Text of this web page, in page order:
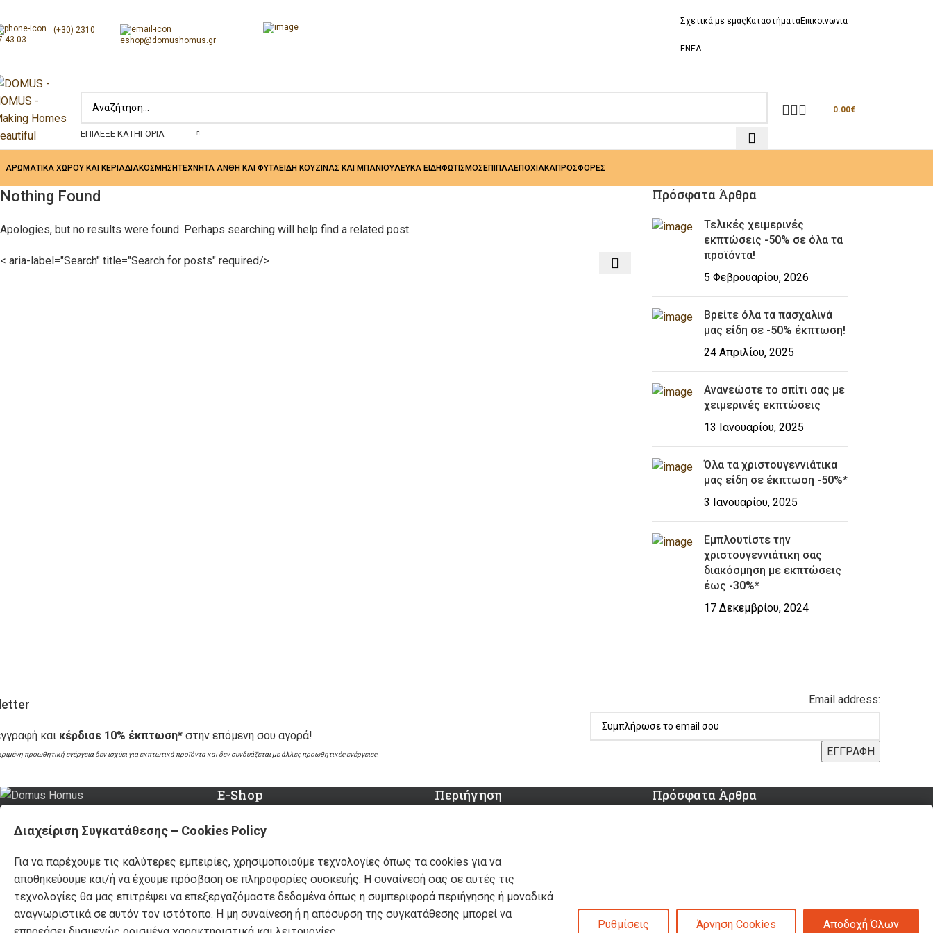
(+30) 2310
eshop@domushomus.gr
Σχετικά με εμας ΚαταστήματαΕπικοινωνία
EN ΕΛ
ΕΠΊΛΕΞΕ ΚΑΤΗΓΟΡΊΑ
0.00€
ΑΡΩΜΑΤΙΚΑ ΧΩΡΟΥ ΚΑΙ ΚΕΡΙΑΔΙΑΚΟΣΜΗΣΗΤΕΧΝΗΤΑ ΑΝΘΗ ΚΑΙ ΦΥΤΑΕΙΔΗ ΚΟΥΖΙΝΑΣ ΚΑΙ ΜΠΑΝΙΟΥΛΕΥΚΑ ΕΙΔΗΦΩΤΙΣΜΟΣ ΕΠΙΠΛΑΕΠΟΧΙΑΚΑΠΡΟΣΦΟΡΕΣ
Nothing Found
Apologies, but no results were found. Perhaps searching will help find a related post.
< aria-label="Search" title="Search for posts" required/>
Πρόσφατα Άρθρα
Τελικές χειμερινές
εκπτώσεις -50% σε όλα τα
προϊόντα!
5 Φεβρουαρίου, 2026
Βρείτε όλα τα πασχαλινά
μας είδη σε -50% έκπτωση!
24 Απριλίου, 2025
Ανανεώστε το σπίτι σας με
χειμερινές εκπτώσεις
13 Ιανουαρίου, 2025
Όλα τα χριστουγεννιάτικα
μας είδη σε έκπτωση -50%*
3 Ιανουαρίου, 2025
Εμπλουτίστε την
χριστουγεννιάτικη σας
διακόσμηση με εκπτώσεις
έως -30%*
17 Δεκεμβρίου, 2024
και κέρδισε 10% έκπτωση* στην επόμενη σου αγορά!
προωθητική ενέργεια δεν ισχύει για εκπτωτικά προϊόντα και δεν συνδυάζεται με άλλες προωθητικές ενέργειες.
Email address:
Καταστήματα: Θεσσαλονίκη / Αθήνα
/ Λάρισα
Τηλ.:(+30) 2310 47.43.03
Email:eshop@domushomus.gr
E-Shop
Καλάθι Αγορών
Τρόποι Πληρωμής
Τρόποι Αποστολής
Επιστροφές & Ακυρώσεις
Όροι & Προϋποθέσεις
Περιήγηση
Καταστήματα
Προϊόντα
Κατάλογος επίπλων MSA
Nέα – Προτάσεις
Πρόσφατα Άρθρα
μας είδη σε -50% έκπτωση!
Διαχείριση Συγκατάθεσης – Cookies Policy
Για να παρέχουμε τις καλύτερες εμπειρίες, χρησιμοποιούμε τεχνολογίες όπως τα cookies για να
αποθηκεύουμε και/ή να έχουμε πρόσβαση σε πληροφορίες συσκευής. Η συναίνεσή σας σε αυτές τις
τεχνολογίες θα μας επιτρέψει να επεξεργαζόμαστε δεδομένα όπως η συμπεριφορά περιήγησης ή μοναδικά
αναγνωριστικά σε αυτόν τον ιστότοπο. Η μη συναίνεση ή η απόσυρση της συγκατάθεσης μπορεί να
Ρυθμίσεις Άρνηση Cookies Αποδοχή Όλων